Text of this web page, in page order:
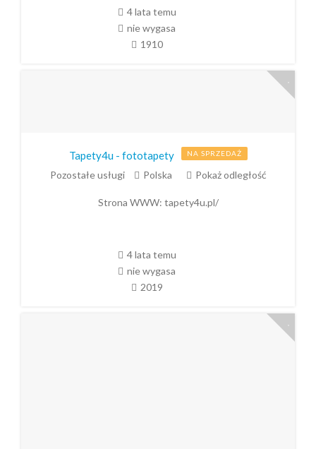
4 lata temu
nie wygasa
1910
Tapety4u - fototapety NA SPRZEDAŻ
Pozostałe usługi Polska Pokaż odległość
Strona WWW: tapety4u.pl/
4 lata temu
nie wygasa
2019